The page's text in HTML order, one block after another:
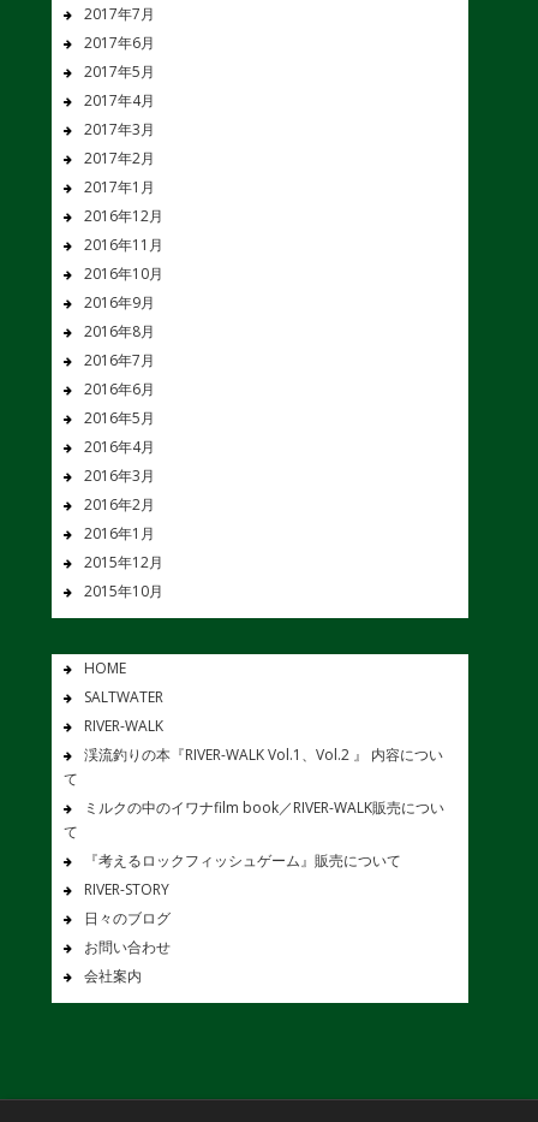
2017年7月
2017年6月
2017年5月
2017年4月
2017年3月
2017年2月
2017年1月
2016年12月
2016年11月
2016年10月
2016年9月
2016年8月
2016年7月
2016年6月
2016年5月
2016年4月
2016年3月
2016年2月
2016年1月
2015年12月
2015年10月
HOME
SALTWATER
RIVER-WALK
渓流釣りの本『RIVER-WALK Vol.1、Vol.2 』 内容につい
て
ミルクの中のイワナfilm book／RIVER-WALK販売につい
て
『考えるロックフィッシュゲーム』販売について
RIVER-STORY
日々のブログ
お問い合わせ
会社案内